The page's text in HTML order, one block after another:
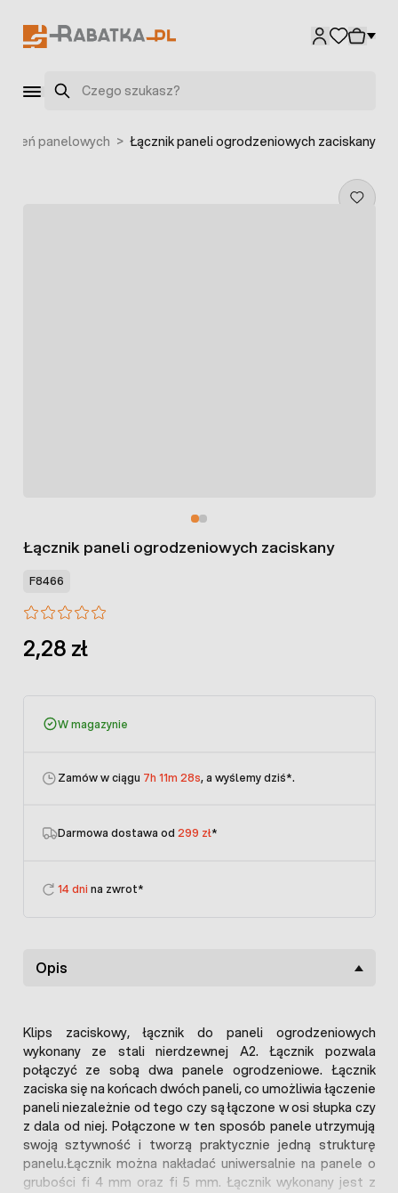
Szukaj
panelowych > Łącznik paneli ogrodzeniowych zaciskany
Łącznik paneli ogrodzeniowych zaciskany
F8466
2,28 zł
W magazynie
Zamów w ciągu 7h 11m 28s, a wyślemy dziś*.
Darmowa dostawa od 299 zł*
14 dni na zwrot*
Opis
Klips zaciskowy, łącznik do paneli ogrodzeniowych
wykonany ze stali nierdzewnej A2. Łącznik pozwala
połączyć ze sobą dwa panele ogrodzeniowe. Łącznik
zaciska się na końcach dwóch paneli, co umożliwia łączenie
paneli niezależnie od tego czy są łączone w osi słupka czy
z dala od niej. Połączone w ten sposób panele utrzymują
swoją sztywność i tworzą praktycznie jedną strukturę
panelu.Łącznik można nakładać uniwersalnie na panele o
grubości fi 4 mm oraz fi 5 mm. Łącznik wykonany jest z